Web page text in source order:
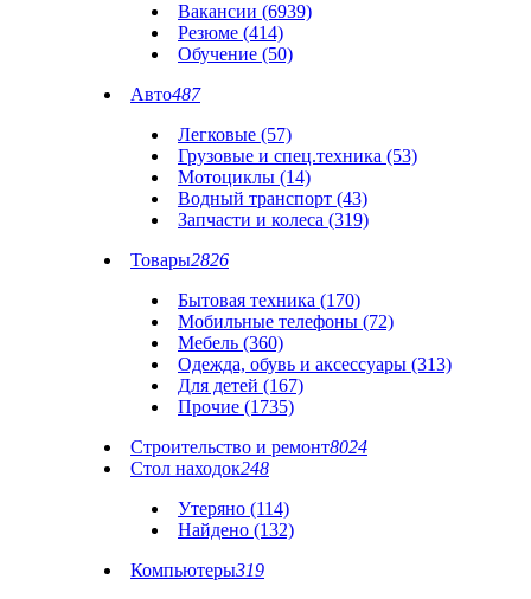
Вакансии (6939)
Резюме (414)
Обучение (50)
Авто487
Легковые (57)
Грузовые и спец.техника (53)
Мотоциклы (14)
Водный транспорт (43)
Запчасти и колеса (319)
Товары2826
Бытовая техника (170)
Мобильные телефоны (72)
Мебель (360)
Одежда, обувь и аксессуары (313)
Для детей (167)
Прочие (1735)
Строительство и ремонт8024
Стол находок248
Утеряно (114)
Найдено (132)
Компьютеры319